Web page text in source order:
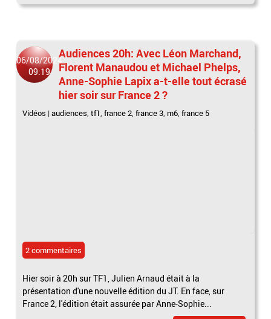
06/08/2024
09:19
Audiences 20h: Avec Léon Marchand,
Florent Manaudou et Michael Phelps,
Anne-Sophie Lapix a-t-elle tout écrasé
hier soir sur France 2 ?
Vidéos |audiences,tf1,france 2,france 3, m6,france 5
2 commentaires
Hier soir à 20h sur TF1, Julien Arnaud était à la
présentation d'une nouvelle édition du JT. En face, sur
France 2, l'édition était assurée par Anne-Sophie...